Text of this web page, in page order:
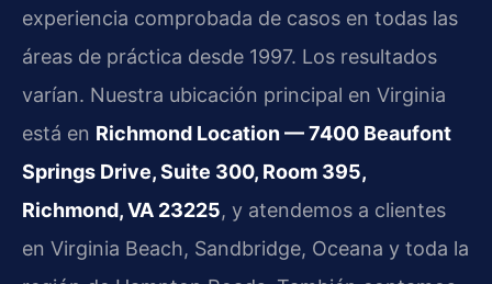
experiencia comprobada de casos en todas las
áreas de práctica desde 1997. Los resultados
varían. Nuestra ubicación principal en Virginia
está en Richmond Location — 7400 Beaufont
Springs Drive, Suite 300, Room 395,
Richmond, VA 23225, y atendemos a clientes
en Virginia Beach, Sandbridge, Oceana y toda la